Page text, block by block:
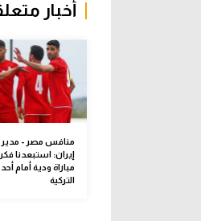
أخبار
منافس مصر -
إيران: استبعدنا
مباراة ودية أمام
التركية